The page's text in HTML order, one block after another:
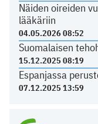
Näiden oireiden
lääkäriin
04.05.2026 08:52
Suomalaisen
15.12.2025 08:19
Espanjassa
07.12.2025 13:59